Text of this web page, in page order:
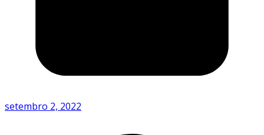
setembro 2, 2022